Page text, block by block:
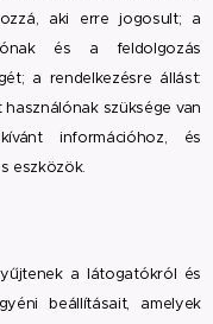
aki erre jogosult; a
és a feldolgozás
a rendelkezésre állást:
szüksége van
információhoz, és
eszközök.
a látogatókról és
beállításait, amelyek